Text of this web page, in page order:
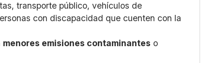
transporte público, vehículos de
con discapacidad que cuenten con la
menores emisiones contaminantes o